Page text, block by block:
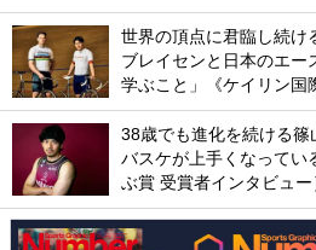
世界の頂点に君臨し続け
ブレイセンと日本のエー
学ぶこと」《ケイリン国
38歳でも進化を続ける篠
バスケが上手くなってい
ぶ賞 受賞者インタビュー